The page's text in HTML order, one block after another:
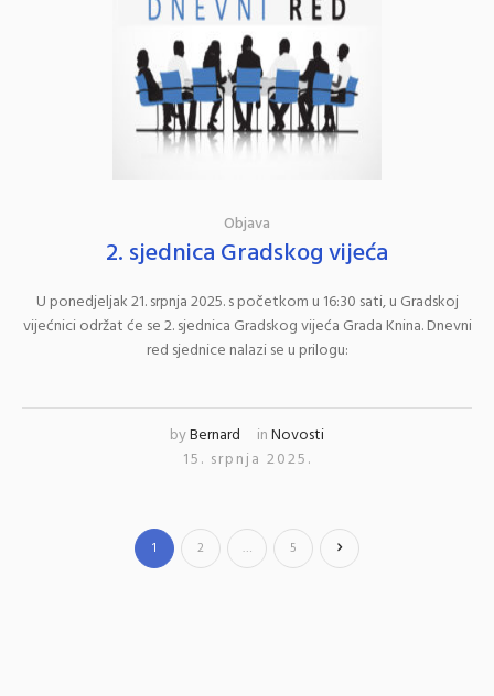
Objava
2. sjednica Gradskog vijeća
U ponedjeljak 21. srpnja 2025. s početkom u 16:30 sati, u Gradskoj
vijećnici održat će se 2. sjednica Gradskog vijeća Grada Knina. Dnevni
red sjednice nalazi se u prilogu:
byBernard inNovosti
15. srpnja 2025.
1 2 … 5